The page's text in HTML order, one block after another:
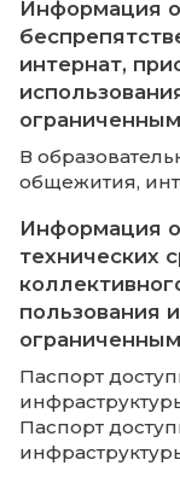
наук
среда и
(Доступно
к
библиотека
Научная
(Доступно
(Доступно